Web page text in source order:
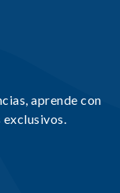
aprende con